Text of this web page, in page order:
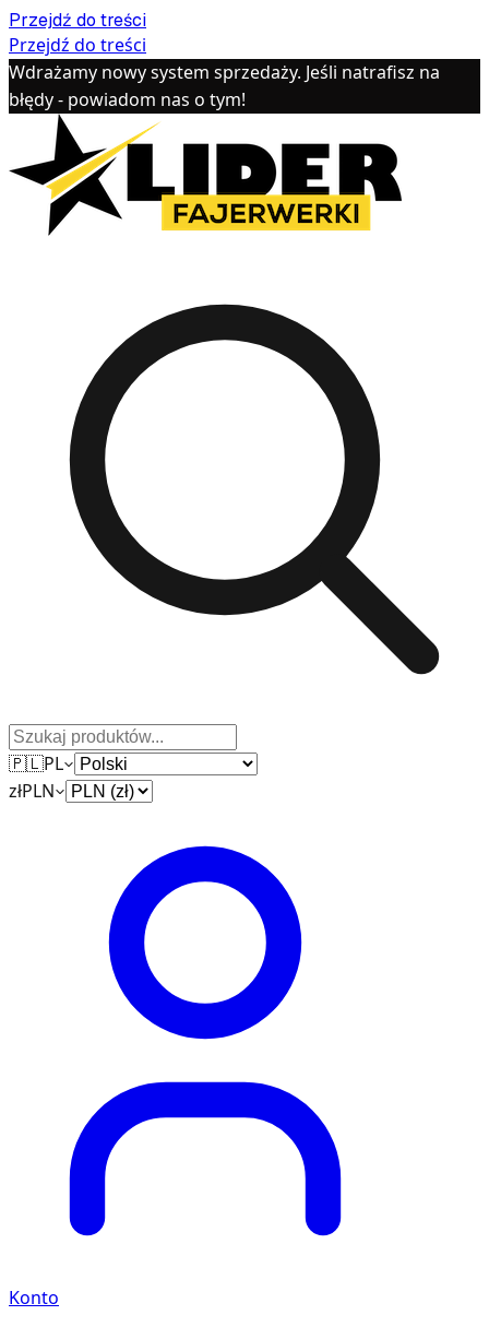
Przejdź do treści
Przejdź do treści
Wdrażamy nowy system sprzedaży. Jeśli natrafisz na
błędy - powiadom nas o tym!
🇵🇱PL
złPLN
Konto